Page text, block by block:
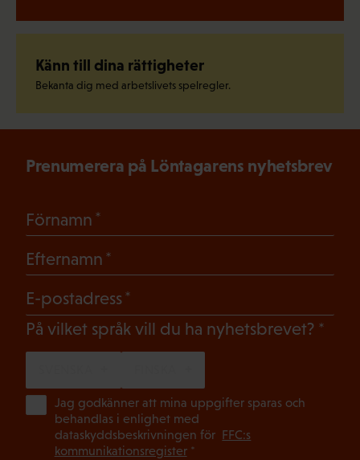
Känn till dina rättigheter
Bekanta dig med arbetslivets spelregler.
Prenumerera på Löntagarens nyhetsbrev
Förnamn
Efternamn
E-postadress
På vilket språk vill du ha nyhetsbrevet?
Jag godkänner att mina uppgifter sparas och
behandlas i enlighet med
dataskyddsbeskrivningen för FFC:s
kommunikationsregister*